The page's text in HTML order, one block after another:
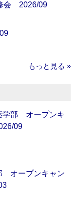
会 2026/09
もっと見る »
部 オープンキ
09
オープンキャン